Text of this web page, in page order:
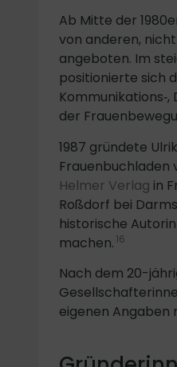
Ab Mitte der
von anderen,
angeboten. Im
positionierte sich
der
1987 gründete
Frauenbuchladen
Helmer Verlag in
Roßdorf bei
historische
machen. 16
Nach dem 20-
eigenen Angaben